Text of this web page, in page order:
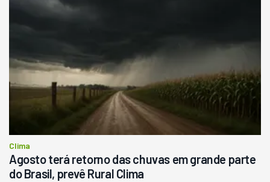
Clima
Agosto terá retorno das chuvas em grande parte
do Brasil, prevê Rural Clima